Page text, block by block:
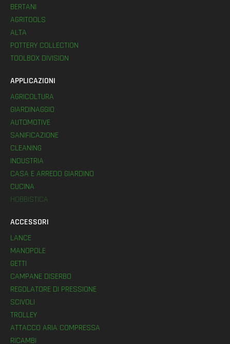
BERTANI
AGRITOOLS
ALTA
POTTERY COLLECTION
TOOLBOX DIVISION
APPLICAZIONI
AGRICOLTURA
GIARDINAGGIO
AUTOMOTIVE
SANIFICAZIONE
CLEANING
INDUSTRIA
CASA E ARREDO GIARDINO
CUCINA
HOBBISTICA
ACCESSORI
LANCE
MANOPOLE
GETTI
CAMPANE DISERBO
REGOLATORE DI PRESSIONE
SCIVOLI
TROLLEY
ATTACCO ARIA COMPRESSA
RICAMBI